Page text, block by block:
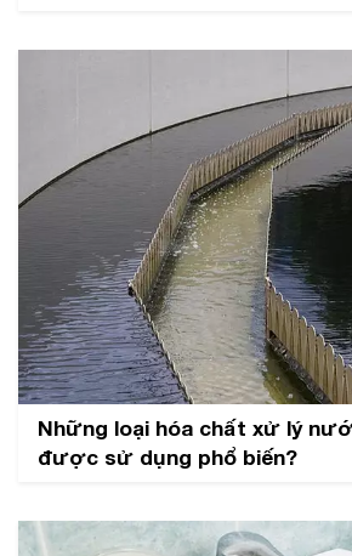
Những loại hóa chất xử lý
được sử dụng phổ biến?